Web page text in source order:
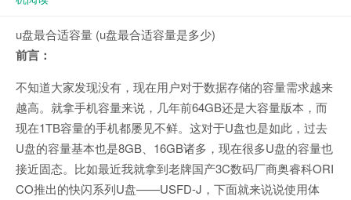
u盘最合适容量 (u盘最合适容量是多少)
前言：
不知道大家发现没有，现在用户对于数据存储的容量需求越来
越高。就拿手机容量来说，几年前64GB还是大容量版本，而
现在1TB容量的手机都屡见不鲜。这对于U盘也是如此，过去
U盘的容量基本也是8GB、16GB诸多，现在很多U盘的容量也
接近固态。比如最近我就拿到老牌国产3C数码厂商奥睿科ORI
CO推出的快闪系列U盘——USFD-J，下面就来说说使用体